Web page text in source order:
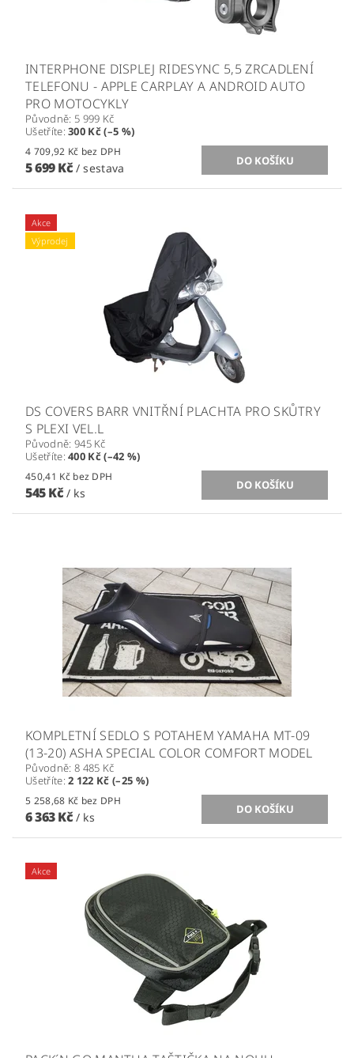
INTERPHONE DISPLEJ RIDESYNC 5,5 ZRCADLENÍ
TELEFONU - APPLE CARPLAY A ANDROID AUTO
PRO MOTOCYKLY
Původně: 5 999 Kč
Ušetříte:300 Kč (–5 %)
4 709,92 Kč bez DPH
5 699 Kč / sestava
Akce
Výprodej
DS COVERS BARR VNITŘNÍ PLACHTA PRO SKŮTRY
S PLEXI VEL.L
Původně: 945 Kč
Ušetříte:400 Kč (–42 %)
450,41 Kč bez DPH
545 Kč / ks
KOMPLETNÍ SEDLO S POTAHEM YAMAHA MT-09
(13-20) ASHA SPECIAL COLOR COMFORT MODEL
Původně: 8 485 Kč
Ušetříte:2 122 Kč (–25 %)
5 258,68 Kč bez DPH
6 363 Kč / ks
Akce